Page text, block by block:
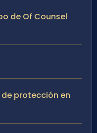
de Of Counsel
protección en